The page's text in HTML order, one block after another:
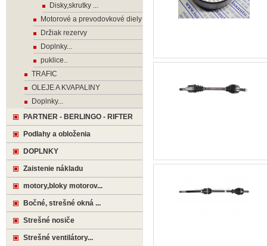
Disky,skrutky ...
Motorové a prevodovkové diely
Držiak rezervy
Doplnky...
puklice..
TRAFIC
OLEJE A KVAPALINY
Doplnky...
PARTNER - BERLINGO - RIFTER
Podlahy a obloženia
DOPLNKY
Zaistenie nákladu
motory,bloky motorov...
Bočné, strešné okná ...
Strešné nosiče
Strešné ventilátory...